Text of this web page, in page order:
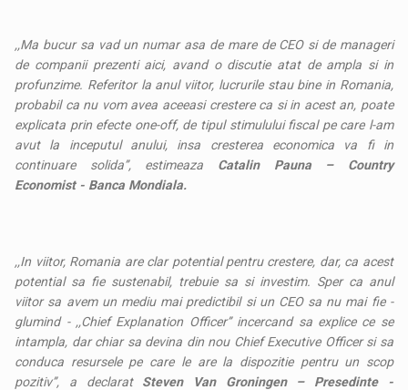
,,Ma bucur sa vad un numar asa de mare de CEO si de manageri
de companii prezenti aici, avand o discutie atat de ampla si in
profunzime. Referitor la anul viitor, lucrurile stau bine in Romania,
probabil ca nu vom avea aceeasi crestere ca si in acest an, poate
explicata prin efecte one-off, de tipul stimulului fiscal pe care l-am
avut la inceputul anului, insa cresterea economica va fi in
continuare solida’’, estimeaza Catalin Pauna – Country
Economist - Banca Mondiala.
,,In viitor, Romania are clar potential pentru crestere, dar, ca acest
potential sa fie sustenabil, trebuie sa si investim. Sper ca anul
viitor sa avem un mediu mai predictibil si un CEO sa nu mai fie -
glumind - ,,Chief Explanation Officer’’ incercand sa explice ce se
intampla, dar chiar sa devina din nou Chief Executive Officer si sa
conduca resursele pe care le are la dispozitie pentru un scop
pozitiv’’, a declarat Steven Van Groningen – Presedinte -